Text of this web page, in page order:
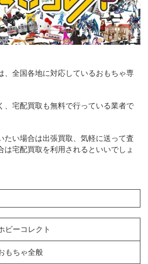
、全国各地に対応しているおもちゃ専
、宅配買取も無料で行っている業者で
たい場合は出張買取、気軽に送って査
は宅配買取を利用されるといいでしょ
ビーコレクト
もちゃ全般